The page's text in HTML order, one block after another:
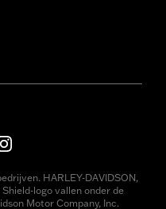
HARLEY-DAVIDSON,
logo vallen onder de
Motor Company, Inc.